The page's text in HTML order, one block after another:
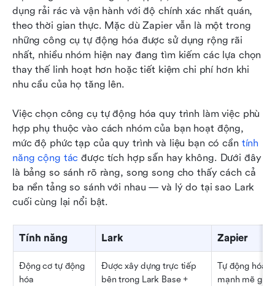
dụng rải rác và vận hành với độ chính xác nhất quán,
theo thời gian thực. Mặc dù Zapier vẫn là một trong
những công cụ tự động hóa được sử dụng rộng rãi
nhất, nhiều nhóm hiện nay đang tìm kiếm các lựa chọn
thay thế linh hoạt hơn hoặc tiết kiệm chi phí hơn khi
nhu cầu của họ tăng lên.
Việc chọn công cụ tự động hóa quy trình làm việc phù
hợp phụ thuộc vào cách nhóm của bạn hoạt động,
mức độ phức tạp của quy trình và liệu bạn có cần tính
năng cộng tác được tích hợp sẵn hay không. Dưới đây
là bảng so sánh rõ ràng, song song cho thấy cách cả
ba nền tảng so sánh với nhau — và lý do tại sao Lark
cuối cùng lại nổi bật.
Tính năng Lark Zapier
Động cơ tự động
hóa
Được xây dựng trực tiếp
bên trong Lark Base +
Tự động hóa
mạnh mẽ giữa